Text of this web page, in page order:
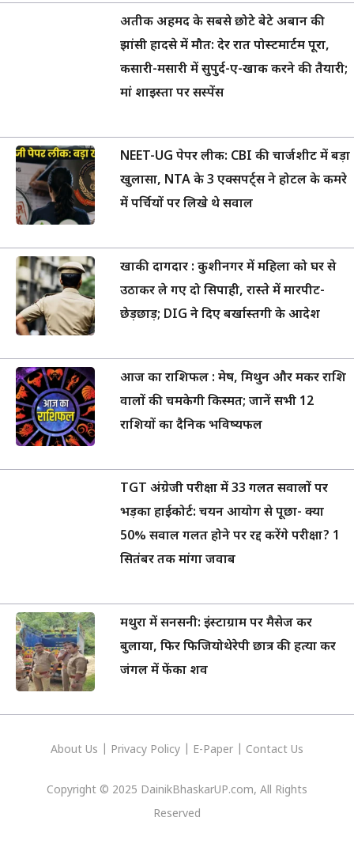
अतीक अहमद के सबसे छोटे बेटे अबान की
झांसी हादसे में मौत: देर रात पोस्टमार्टम पूरा,
कसारी-मसारी में सुपुर्द-ए-खाक करने की तैयारी;
मां शाइस्ता पर सस्पेंस
NEET-UG पेपर लीक: CBI की चार्जशीट में बड़ा
खुलासा, NTA के 3 एक्सपर्ट्स ने होटल के कमरे
में पर्चियों पर लिखे थे सवाल
खाकी दागदार : कुशीनगर में महिला को घर से
उठाकर ले गए दो सिपाही, रास्ते में मारपीट-
छेड़छाड़; DIG ने दिए बर्खास्तगी के आदेश
आज का राशिफल : मेष, मिथुन और मकर राशि
वालों की चमकेगी किस्मत; जानें सभी 12
राशियों का दैनिक भविष्यफल
TGT अंग्रेजी परीक्षा में 33 गलत सवालों पर
भड़का हाईकोर्ट: चयन आयोग से पूछा- क्या
50% सवाल गलत होने पर रद्द करेंगे परीक्षा? 1
सितंबर तक मांगा जवाब
मथुरा में सनसनी: इंस्टाग्राम पर मैसेज कर
बुलाया, फिर फिजियोथेरेपी छात्र की हत्या कर
जंगल में फेंका शव
About Us Privacy Policy E-Paper Contact Us
Copyright © 2025 DainikBhaskarUP.com, All Rights
Reserved